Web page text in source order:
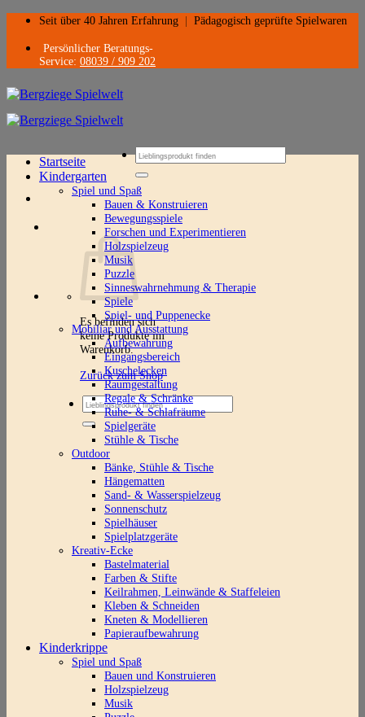
Zum
springen
Seit über 40 Jahren Erfahrung Pädagogisch geprüfte Spielwaren
Persönlicher Beratungs-
Service: 08039 / 909 202
Suchen
nach:
Es befinden sich
keine Produkte im
Warenkorb.
Zurück zum Shop
Suchen
nach:
Startseite
Kindergarten
Spiel und Spaß
Bauen & Konstruieren
Bewegungsspiele
Forschen und Experimentieren
Holzspielzeug
Musik
Puzzle
Sinneswahrnehmung & Therapie
Spiele
Spiel- und Puppenecke
Mobiliar und Ausstattung
Aufbewahrung
Eingangsbereich
Kuschelecken
Raumgestaltung
Regale & Schränke
Ruhe- & Schlafräume
Spielgeräte
Stühle & Tische
Outdoor
Bänke, Stühle & Tische
Hängematten
Sand- & Wasserspielzeug
Sonnenschutz
Spielhäuser
Spielplatzgeräte
Kreativ-Ecke
Bastelmaterial
Farben & Stifte
Keilrahmen, Leinwände & Staffeleien
Kleben & Schneiden
Kneten & Modellieren
Papieraufbewahrung
Kinderkrippe
Spiel und Spaß
Bauen und Konstruieren
Holzspielzeug
Musik